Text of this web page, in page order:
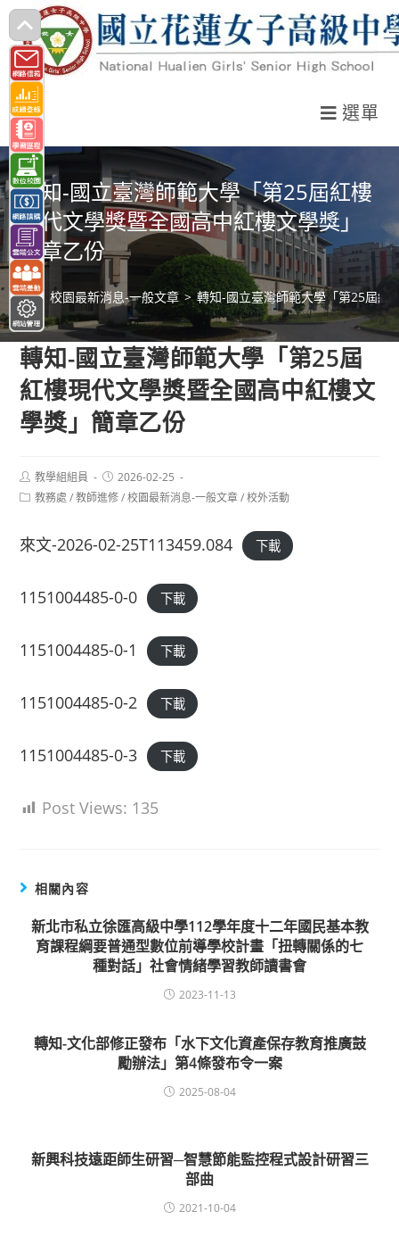
跳
轉
至
主
要
內
容
選單
轉知-國立臺灣師範大學「第25屆紅樓
現代文學獎暨全國高中紅樓文學獎」
簡章乙份
> 校園最新消息-一般文章 > 轉知-國立臺灣師範大學「第25屆紅
轉知-國立臺灣師範大學「第25屆
紅樓現代文學獎暨全國高中紅樓文
學獎」簡章乙份
Post
author:
教學組組員
Post
published:
2026-02-25
Post教務處 / 教師進修 / 校園最新消息-一般文章 / 校外活動
來文-2026-02-25T113459.084 下載
1151004485-0-0 下載
1151004485-0-1 下載
1151004485-0-2 下載
1151004485-0-3 下載
Post Views: 135
相關內容
新北市私立徐匯高級中學112學年度十二年國民基本教
育課程綱要普通型數位前導學校計畫「扭轉關係的七
種對話」社會情緒學習教師讀書會
2023-11-13
轉知-文化部修正發布「水下文化資產保存教育推廣鼓
勵辦法」第4條發布令一案
2025-08-04
新興科技遠距師生研習─智慧節能監控程式設計研習三
部曲
2021-10-04